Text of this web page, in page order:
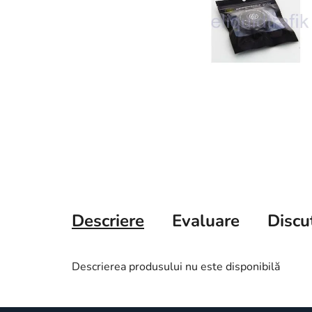
Descriere Evaluare
Descrierea produsului nu este disponibilă